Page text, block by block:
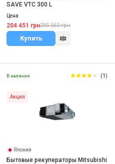
SAVE VTC 300 L
Цена
204 451 грн255 563 грн
Купить
В наличии (1)
Акция
Япония
Бытовые рекуператоры Mitsubishi